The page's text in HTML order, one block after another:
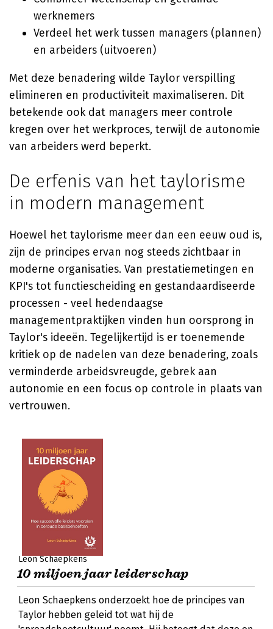
werknemers
Verdeel het werk tussen managers (plannen)
en arbeiders (uitvoeren)
Met deze benadering wilde Taylor verspilling
elimineren en productiviteit maximaliseren. Dit
betekende ook dat managers meer controle
kregen over het werkproces, terwijl de autonomie
van arbeiders werd beperkt.
De erfenis van het taylorisme
in modern management
Hoewel het taylorisme meer dan een eeuw oud is,
zijn de principes ervan nog steeds zichtbaar in
moderne organisaties. Van prestatiemetingen en
KPI's tot functiescheiding en gestandaardiseerde
processen - veel hedendaagse
managementpraktijken vinden hun oorsprong in
Taylor's ideeën. Tegelijkertijd is er toenemende
kritiek op de nadelen van deze benadering, zoals
verminderde arbeidsvreugde, gebrek aan
autonomie en een focus op controle in plaats van
vertrouwen.
Leon Schaepkens
10 miljoen jaar leiderschap
Leon Schaepkens onderzoekt hoe de principes van
Taylor hebben geleid tot wat hij de